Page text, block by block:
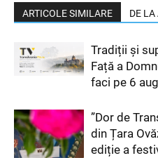
ARTICOLE SIMILARE DE LA
Tradiții și
Față a
faci pe 6
”Dor de
din Țara
ediție a